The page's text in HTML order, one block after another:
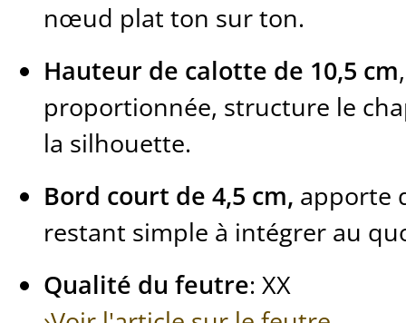
nœud plat ton sur ton.
Hauteur de calotte de 10,5 cm
proportionnée, structure le
la silhouette.
Bord court de 4,5 cm, apporte
restant simple à intégrer au
Qualité du feutre: XX